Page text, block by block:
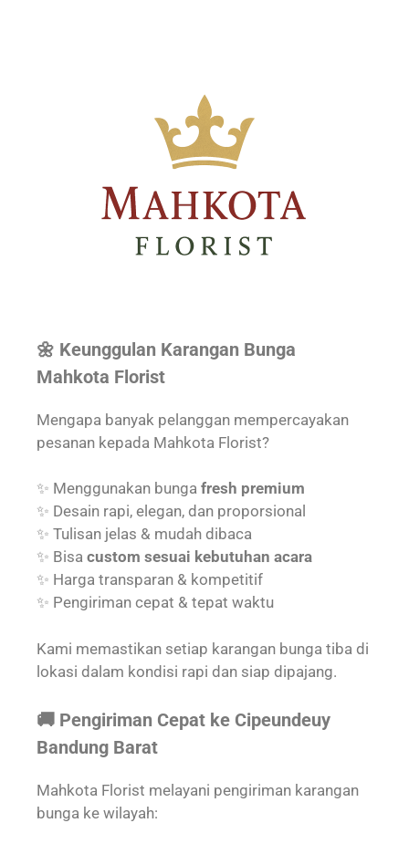
🌼 Keunggulan Karangan Bunga
Mahkota Florist
Mengapa banyak pelanggan mempercayakan
pesanan kepada Mahkota Florist?
✨ Menggunakan bunga fresh premium
✨ Desain rapi, elegan, dan proporsional
✨ Tulisan jelas & mudah dibaca
✨ Bisa custom sesuai kebutuhan acara
✨ Harga transparan & kompetitif
✨ Pengiriman cepat & tepat waktu
Kami memastikan setiap karangan bunga tiba di
lokasi dalam kondisi rapi dan siap dipajang.
🚚 Pengiriman Cepat ke Cipeundeuy
Bandung Barat
Mahkota Florist melayani pengiriman karangan
bunga ke wilayah: